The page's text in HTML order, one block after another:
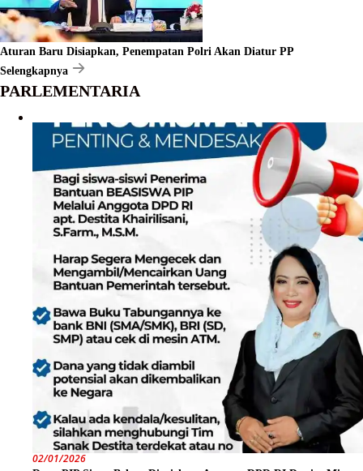
Aturan Baru Disiapkan, Penempatan Polri Akan Diatur PP
Selengkapnya
PARLEMENTARIA
02/01/2026